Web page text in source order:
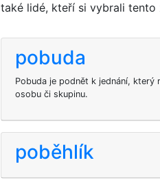
také lidé, kteří si vybrali
pobuda
Pobuda je podnět k jednání,
osobu či skupinu.
poběhlík